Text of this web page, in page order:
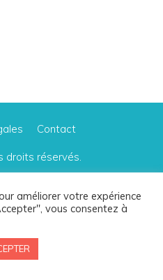
Contact
droits réservés.
dont le Programme Partenaires
au webmaster lorsqu'une vente est
améliorer votre expérience
vous consentez à